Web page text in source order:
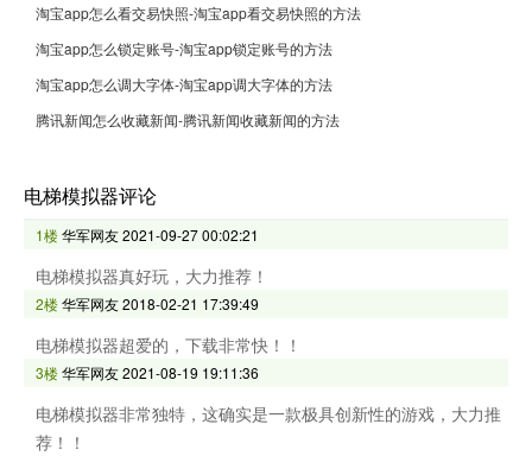
淘宝app怎么看交易快照-淘宝app看交易快照的方法
淘宝app怎么锁定账号-淘宝app锁定账号的方法
淘宝app怎么调大字体-淘宝app调大字体的方法
腾讯新闻怎么收藏新闻-腾讯新闻收藏新闻的方法
电梯模拟器评论
1楼华军网友2021-09-27 00:02:21
电梯模拟器真好玩，大力推荐！
2楼华军网友2018-02-21 17:39:49
电梯模拟器超爱的，下载非常快！！
3楼华军网友2021-08-19 19:11:36
电梯模拟器非常独特，这确实是一款极具创新性的游戏，大力推
荐！！